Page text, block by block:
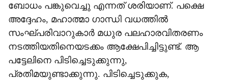
ബോധം പങ്കുവെച്ചു എന്നത് ശരിയാണ്. പക്ഷെ
അദ്ദേഹം, മഹാത്മാ ഗാന്ധി വധത്തില്‍
സംഘ്പരിവാറുകാര്‍ മധുര പലഹാരവിതരണം
നടത്തിയതിനെയടക്കം ആക്ഷേപിച്ചിട്ടുണ്ട്. ആ
പട്ടേലിനെ പിടിച്ചെടുക്കുന്നു,
പ്രതിമയുണ്ടാക്കുന്നു. പിടിച്ചെടുക്കുക,